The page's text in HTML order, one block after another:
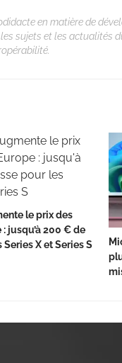
en matière de
sujets et les actualités
le prix des
: jusqu’à 200 € de
Series X et Series S